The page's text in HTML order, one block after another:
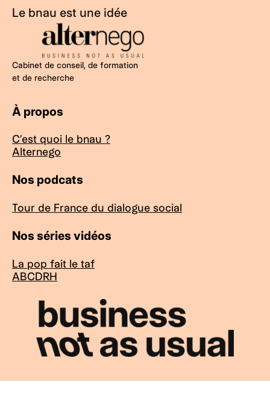
Le bnau est une idée
Cabinet de conseil, de formation
et de recherche
À propos
C’est quoi le bnau ?
Alternego
Nos podcats
Tour de France du dialogue social
Nos séries vidéos
La pop fait le taf
ABCDRH